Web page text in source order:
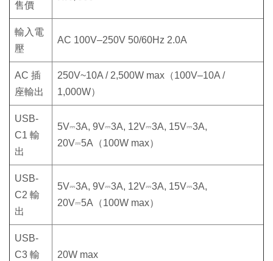
售價
輸入電
壓
AC 100V–250V 50/60Hz 2.0A
AC 插
座輸出
250V~10A / 2,500W max（100V–10A /
1,000W）
USB-
C1 輸
出
5V⎓3A, 9V⎓3A, 12V⎓3A, 15V⎓3A,
20V⎓5A（100W max）
USB-
C2 輸
出
5V⎓3A, 9V⎓3A, 12V⎓3A, 15V⎓3A,
20V⎓5A（100W max）
USB-
C3 輸
20W max